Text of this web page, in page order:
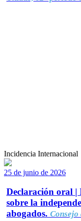
Incidencia Internacional
25 de junio de 2026
Declaración oral |
sobre la
abogados. Consejo